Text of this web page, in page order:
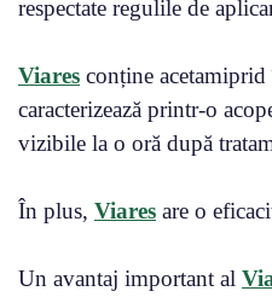
respectate regulile de
Viares conține
caracterizează printr-o
vizibile la o oră după
În plus, Viares are o
Un avantaj important al